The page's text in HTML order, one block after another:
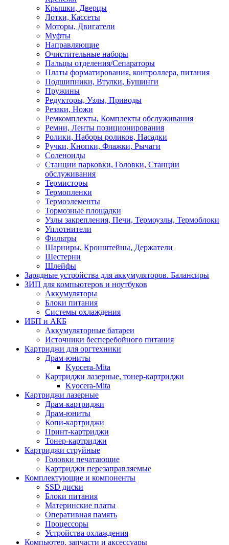
Крышки, Дверцы
Лотки, Кассеты
Моторы, Двигатели
Муфты
Направляющие
Очистительные наборы
Пальцы отделения/Сепараторы
Платы форматирования, контроллера, питания
Подшипники, Втулки, Бушинги
Пружины
Редукторы, Узлы, Приводы
Резаки, Ножи
Ремкомплекты, Комплекты обслуживания
Ремни, Ленты позиционирования
Ролики, Наборы роликов, Насадки
Ручки, Кнопки, Флажки, Рычаги
Соленоиды
Станции парковки, Головки, Станции
обслуживания
Термисторы
Термопленки
Термоэлементы
Тормозные площадки
Узлы закрепления, Печи, Термоузлы, Термоблоки
Уплотнители
Фильтры
Шарниры, Кронштейны, Держатели
Шестерни
Шлейфы
Зарядные устройства для аккумуляторов. Балансиры
ЗИП для компьютеров и ноутбуков
Аккумуляторы
Блоки питания
Системы охлаждения
ИБП и АКБ
Аккумуляторные батареи
Источники бесперебойного питания
Картриджи для оргтехники
Драм-юниты
Kyocera-Mita
Картриджи лазерные, тонер-картриджи
Kyocera-Mita
Картриджи лазерные
Драм-картриджи
Драм-юниты
Копи-картриджи
Принт-картриджи
Тонер-картриджи
Картриджи струйные
Головки печатающие
Картриджи перезаправляемые
Комплектующие и компоненты
SSD диски
Блоки питания
Материнские платы
Оперативная память
Процессоры
Устройства охлаждения
Компьютер. запчасти и аксессуары